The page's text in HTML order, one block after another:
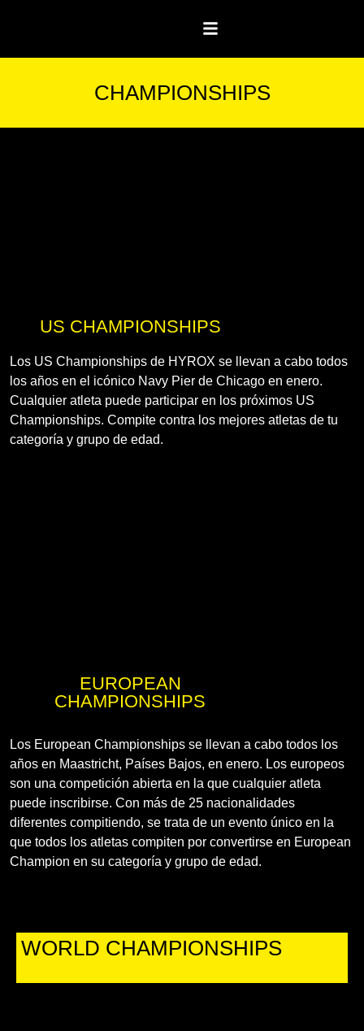
CHAMPIONSHIPS
US CHAMPIONSHIPS
Los US Championships de HYROX se llevan a cabo todos
los años en el icónico Navy Pier de Chicago en enero.
Cualquier atleta puede participar en los próximos US
Championships. Compite contra los mejores atletas de tu
categoría y grupo de edad.
EUROPEAN
CHAMPIONSHIPS
Los European Championships se llevan a cabo todos los
años en Maastricht, Países Bajos, en enero. Los europeos
son una competición abierta en la que cualquier atleta
puede inscribirse. Con más de 25 nacionalidades
diferentes compitiendo, se trata de un evento único en la
que todos los atletas compiten por convertirse en European
Champion en su categoría y grupo de edad.
WORLD CHAMPIONSHIPS